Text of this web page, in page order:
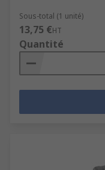
Sous-total (1 unité)
13,75 €HT
Quantité